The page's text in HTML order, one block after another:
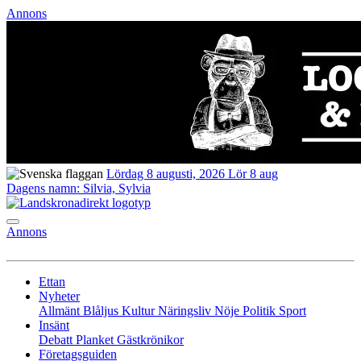
Annons
Lördag 8 augusti, 2026 Lör 8 aug
Dagens namn: Silvia, Sylvia
Annons
Ettan
Nyheter
Allmänt Blåljus KulturNäringsliv Nöje Politik Sport
Insänt
Debatt Planket Gästkrönikor
Företagsguiden